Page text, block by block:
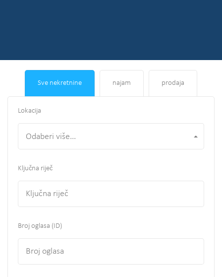
Sve nekretnine najam prodaja
Lokacija
Odaberi više...
Ključna riječ
Broj oglasa (ID)